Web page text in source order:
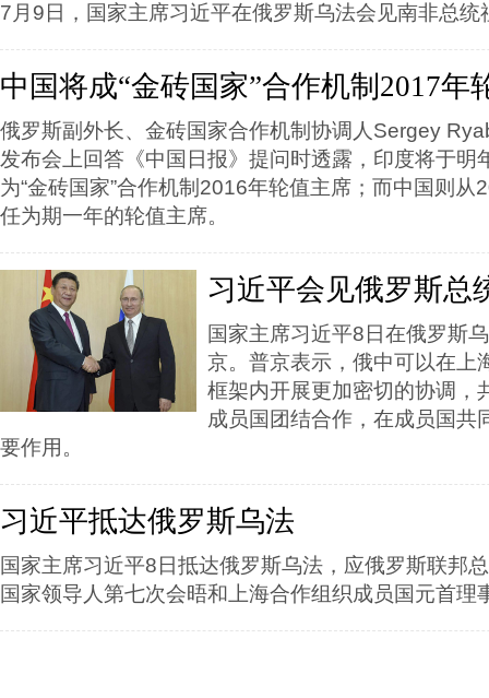
7月9日，国家主席习近平在俄罗斯乌法会见南非总统
中国将成“金砖国家”合作机制2017年
俄罗斯副外长、金砖国家合作机制协调人Sergey
发布会上回答《中国日报》提问时透露，印度将于明
为“金砖国家”合作机制2016年轮值主席；而中国则
任为期一年的轮值主席。
习近平会见俄罗斯总
国家主席习近平8日在俄罗斯
京。普京表示，俄中可以在上
框架内开展更加密切的协调，
成员国团结合作，在成员国共
要作用。
习近平抵达俄罗斯乌法
国家主席习近平8日抵达俄罗斯乌法，应俄罗斯联邦
国家领导人第七次会晤和上海合作组织成员国元首理